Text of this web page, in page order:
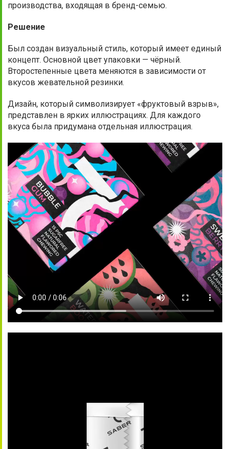
производства, входящая в бренд-семью.
Решение
Был создан визуальный стиль, который имеет единый
концепт. Основной цвет упаковки — чёрный.
Второстепенные цвета меняются в зависимости от
вкусов жевательной резинки.
Дизайн, который символизирует «фруктовый взрыв»,
представлен в ярких иллюстрациях. Для каждого
вкуса была придумана отдельная иллюстрация.